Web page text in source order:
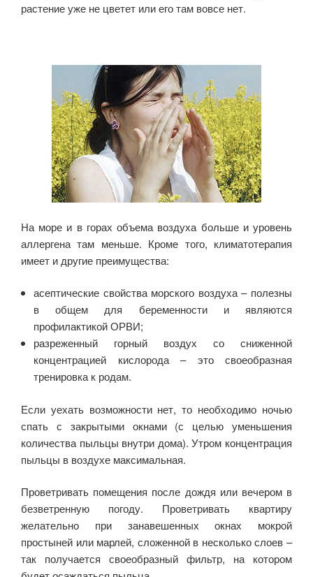
растение уже не цветет или его там вовсе нет.
На море и в горах объема воздуха больше и уровень
аллергена там меньше. Кроме того, климатотерапия
имеет и другие преимущества:
асептические свойства морского воздуха – полезны
в общем для беременности и являются
профилактикой ОРВИ;
разреженный горный воздух со сниженной
концентрацией кислорода – это своеобразная
тренировка к родам.
Если уехать возможности нет, то необходимо ночью
спать с закрытыми окнами (с целью уменьшения
количества пыльцы внутри дома). Утром концентрация
пыльцы в воздухе максимальная.
Проветривать помещения после дождя или вечером в
безветренную погоду. Проветривать квартиру
желательно при занавешенных окнах мокрой
простыней или марлей, сложенной в несколько слоев –
так получается своеобразный фильтр, на котором